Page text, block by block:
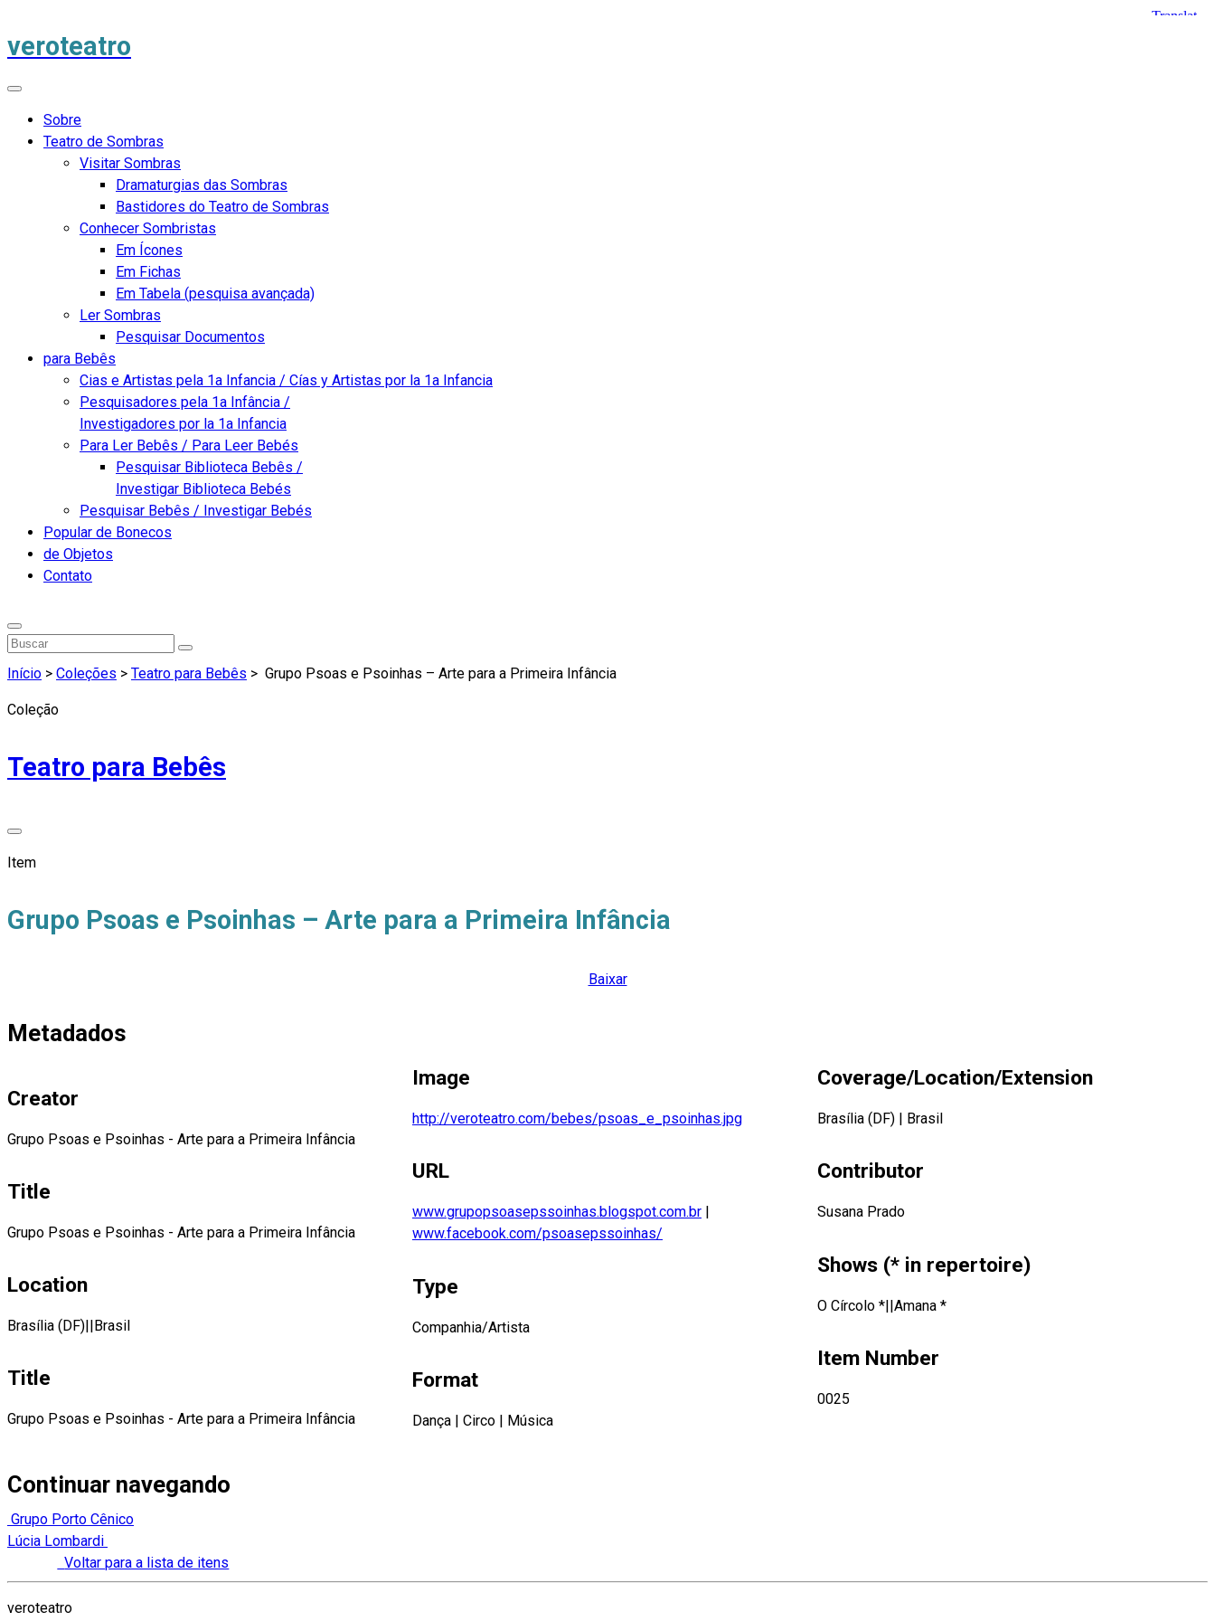
veroteatro
Sobre
Teatro de Sombras
Visitar Sombras
Dramaturgias das Sombras
Bastidores do Teatro de Sombras
Conhecer Sombristas
Em Ícones
Em Fichas
Em Tabela (pesquisa avançada)
Ler Sombras
Pesquisar Documentos
para Bebês
Cias e Artistas pela 1a Infancia / Cías y Artistas por la 1a Infancia
Pesquisadores pela 1a Infância /
Investigadores por la 1a Infancia
Para Ler Bebês / Para Leer Bebés
Pesquisar Biblioteca Bebês /
Investigar Biblioteca Bebés
Pesquisar Bebês / Investigar Bebés
Popular de Bonecos
de Objetos
Contato
Início > Coleções > Teatro para Bebês > Grupo Psoas e Psoinhas – Arte para a Primeira Infância
Coleção
Teatro para Bebês
Item
Grupo Psoas e Psoinhas – Arte para a Primeira Infância
Baixar
Metadados
Creator
Grupo Psoas e Psoinhas - Arte para a Primeira Infância
Title
Grupo Psoas e Psoinhas - Arte para a Primeira Infância
Location
Brasília (DF)||Brasil
Title
Grupo Psoas e Psoinhas - Arte para a Primeira Infância
Image
http://veroteatro.com/bebes/psoas_e_psoinhas.jpg
URL
www.grupopsoasepssoinhas.blogspot.com.br
www.facebook.com/psoasepssoinhas/
Type
Companhia/Artista
Format
Dança | Circo | Música
Coverage/Location/Extension
Brasília (DF) Brasil
Contributor
Susana Prado
Shows (* in repertoire)
O Círcolo *||Amana *
Item Number
0025
Continuar navegando
Grupo Porto Cênico
Lúcia Lombardi
Voltar para a lista de itens
veroteatro